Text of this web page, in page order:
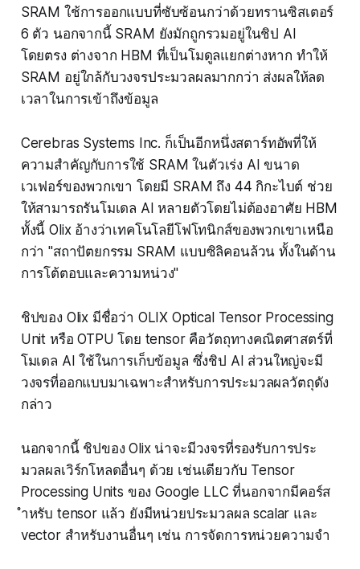
SRAM ใช้การออกแบบที่ซับซ้อนกว่าด้วยทรานซิสเตอร์
6 ตัว นอกจากนี้ SRAM ยังมักถูกรวมอยู่ในชิป AI
โดยตรง ต่างจาก HBM ที่เป็นโมดูลแยกต่างหาก ทำให้
SRAM อยู่ใกล้กับวงจรประมวลผลมากกว่า ส่งผลให้ลด
เวลาในการเข้าถึงข้อมูล
Cerebras Systems Inc. ก็เป็นอีกหนึ่งสตาร์ทอัพที่ให้
ความสำคัญกับการใช้ SRAM ในตัวเร่ง AI ขนาด
เวเฟอร์ของพวกเขา โดยมี SRAM ถึง 44 กิกะไบต์ ช่วย
ให้สามารถรันโมเดล AI หลายตัวโดยไม่ต้องอาศัย HBM
ทั้งนี้ Olix อ้างว่าเทคโนโลยีโฟโทนิกส์ของพวกเขาเหนือ
กว่า "สถาปัตยกรรม SRAM แบบซิลิคอนล้วน ทั้งในด้าน
การโต้ตอบและความหน่วง"
ชิปของ Olix มีชื่อว่า OLIX Optical Tensor Processing
Unit หรือ OTPU โดย tensor คือวัตถุทางคณิตศาสตร์ที่
โมเดล AI ใช้ในการเก็บข้อมูล ซึ่งชิป AI ส่วนใหญ่จะมี
วงจรที่ออกแบบมาเฉพาะสำหรับการประมวลผลวัตถุดัง
กล่าว
นอกจากนี้ ชิปของ Olix น่าจะมีวงจรที่รองรับการประ
มวลผลเวิร์กโหลดอื่นๆ ด้วย เช่นเดียวกับ Tensor
Processing Units ของ Google LLC ที่นอกจากมีคอร์ส
ำหรับ tensor แล้ว ยังมีหน่วยประมวลผล scalar และ
vector สำหรับงานอื่นๆ เช่น การจัดการหน่วยความจำ